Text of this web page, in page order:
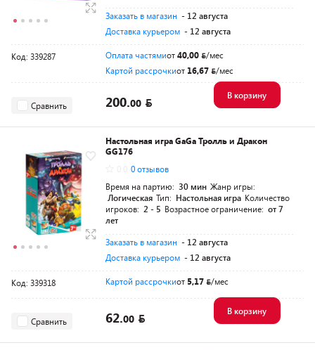
Заказать в магазин - 12 августа
Доставка курьером - 12 августа
Код: 339287 Оплата частямиот40,00
/мес
Картой рассрочкиот 16,67 /мес
Сравнить 200.00
В корзину
Настольная игра GaGa Тролль и Дракон
GG176
0 отзывов
Время на партию: 30 мин Жанр игры:
Логическая Тип: Настольная игра Количество
игроков: 2 - 5 Возрастное ограничение: от 7
лет
Заказать в магазин - 12 августа
Доставка курьером - 12 августа
Код: 339318 Картой рассрочкиот 5,17 /мес
Сравнить 62.00
В корзину